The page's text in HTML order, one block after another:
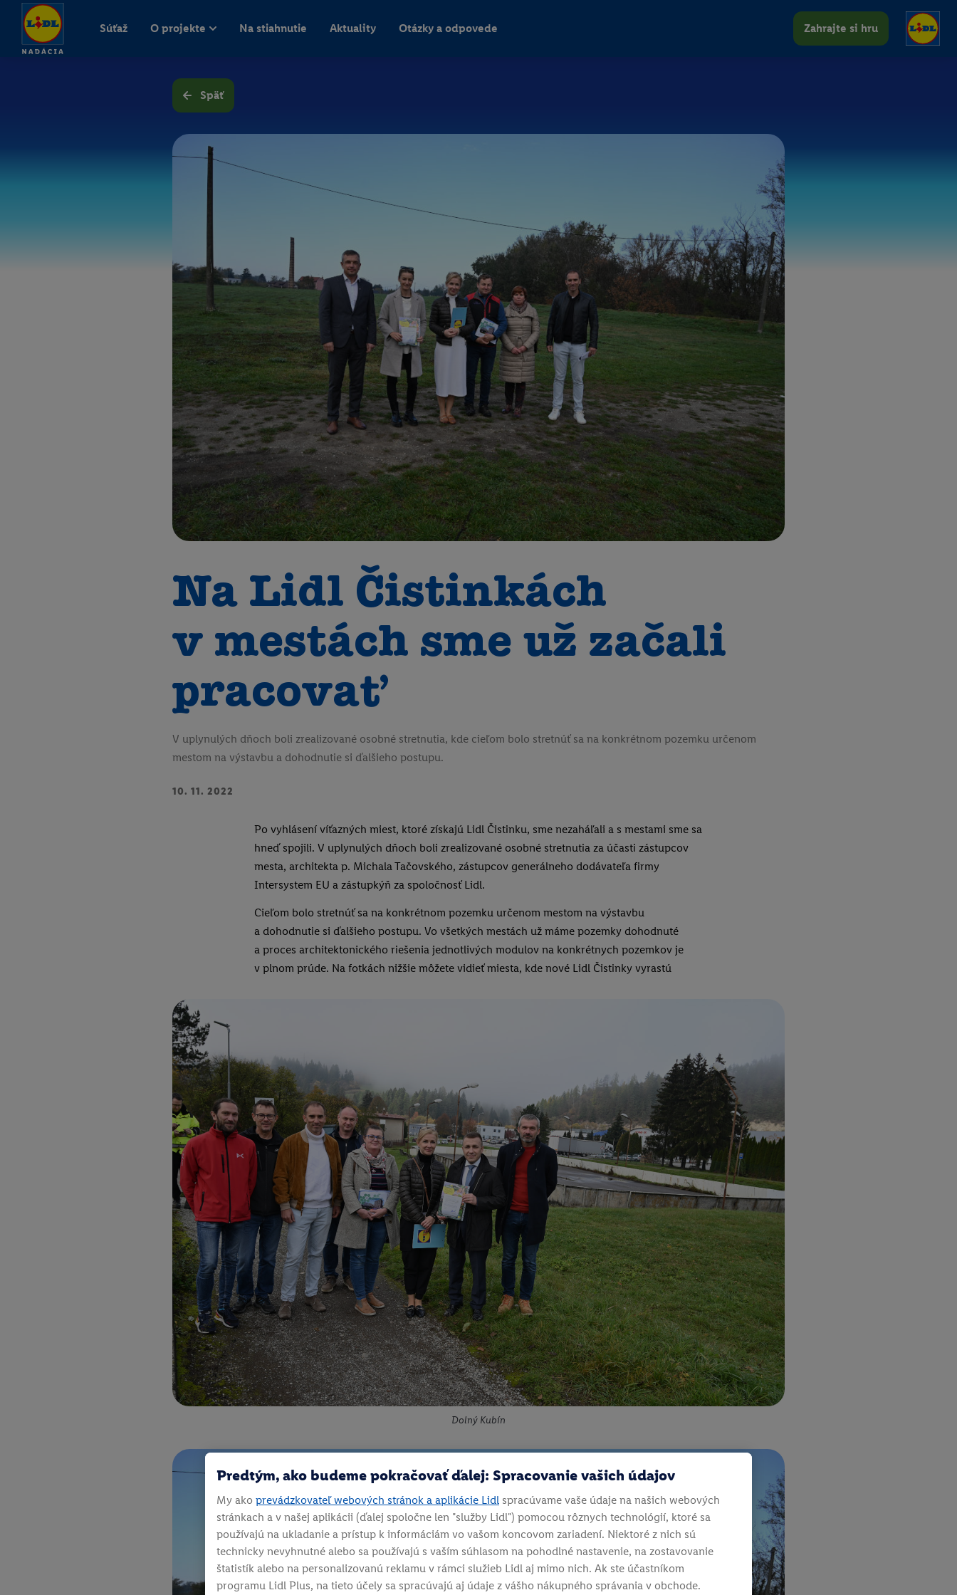
Súťaž O projekte Na stiahnutie Aktuality Otázky a odpovede Zahrajte si hru
Späť
Na Lidl Čistinkách
v mestách sme už začali
pracovať
V uplynulých dňoch boli zrealizované osobné stretnutia, kde cieľom bolo stretnúť sa na konkrétnom pozemku určenom
mestom na výstavbu a dohodnutie si ďalšieho postupu.
10. 11. 2022
Po vyhlásení víťazných miest, ktoré získajú Lidl Čistinku, sme nezaháľali a s mestami sme sa
hneď spojili. V uplynulých dňoch boli zrealizované osobné stretnutia za účasti zástupcov
mesta, architekta p. Michala Tačovského, zástupcov generálneho dodávateľa firmy
Intersystem EU a zástupkýň za spoločnosť Lidl.
Cieľom bolo stretnúť sa na konkrétnom pozemku určenom mestom na výstavbu
a dohodnutie si ďalšieho postupu. Vo všetkých mestách už máme pozemky dohodnuté
a proces architektonického riešenia jednotlivých modulov na konkrétnych pozemkov je
v plnom prúde. Na fotkách nižšie môžete vidieť miesta, kde nové Lidl Čistinky vyrastú
Dolný Kubín
Predtým, ako budeme pokračovať ďalej: Spracovanie vašich údajov
My ako prevádzkovateľ webových stránok a aplikácie Lidl spracúvame vaše údaje na našich webových
stránkach a v našej aplikácii (ďalej spoločne len "služby Lidl") pomocou rôznych technológií, ktoré sa
používajú na ukladanie a prístup k informáciám vo vašom koncovom zariadení. Niektoré z nich sú
technicky nevyhnutné alebo sa používajú s vaším súhlasom na pohodlné nastavenie, na zostavovanie
štatistík alebo na personalizovanú reklamu v rámci služieb Lidl aj mimo nich. Ak ste účastníkom
programu Lidl Plus, na tieto účely sa spracúvajú aj údaje z vášho nákupného správania v obchode.